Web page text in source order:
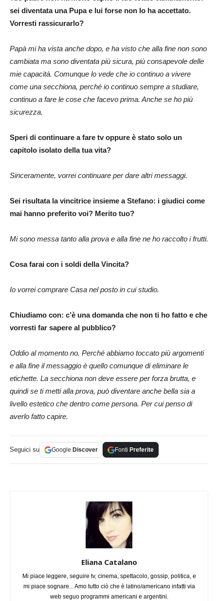
sei diventata una Pupa e lui forse non lo ha accettato.
Vorresti rassicurarlo?
Papà mi ha vista anche dopo, e ha visto che alla fine non sono
cambiata ma sono diventata più sicura, più consapevole delle
mie capacità. Comunque lo vede che io continuo a vivere
come una secchiona, perché io continuo sempre a studiare,
continuo a fare le cose che facevo prima. Anche se ho più
sicurezza.
Speri di continuare a fare tv oppure è stato solo un
capitolo isolato della tua vita?
Sinceramente, vorrei continuare per dare altri messaggi.
Sei risultata la vincitrice insieme a Stefano: i giudici come
mai hanno preferito voi? Merito tuo?
Mi sono messa tanto alla prova e alla fine ne ho raccolto i frutti.
Cosa farai con i soldi della Vincita?
Io vorrei comprare Casa nel posto in cui studio.
Chiudiamo con: c’è una domanda che non ti ho fatto e che
vorresti far sapere al pubblico?
Oddio al momento no. Perché abbiamo toccato più argomenti
e alla fine il messaggio è quello comunque di eliminare le
etichette. La secchiona non deve essere per forza brutta, e
quindi se ti metti alla prova, può diventare anche bella sia a
livello estetico che dentro come persona. Per cui penso di
averlo fatto capire.
Seguici su Google Discover Fonti Preferite
Eliana Catalano
Mi piace leggere, seguire tv, cinema, spettacolo, gossip, politica, e
mi piace sognare... Amo tutto ciò che è latino/americano infatti via
web seguo programmi americani e argentini.